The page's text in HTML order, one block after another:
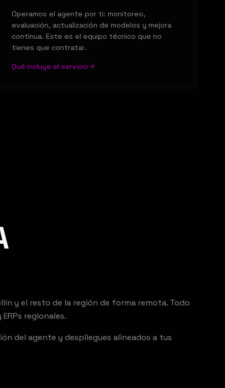
Operamos el agente por ti: monitoreo,
evaluación, actualización de modelos y mejora
continua. Este es el equipo técnico que no
tienes que contratar.
Qué incluye el servicio
y el resto de la región de forma remota. Todo
regionales.
del agente y despliegues alineados a tus